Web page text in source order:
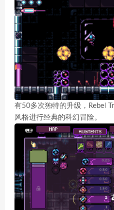
有50多次独特的升级，Rebel
风格进行经典的科幻冒险。